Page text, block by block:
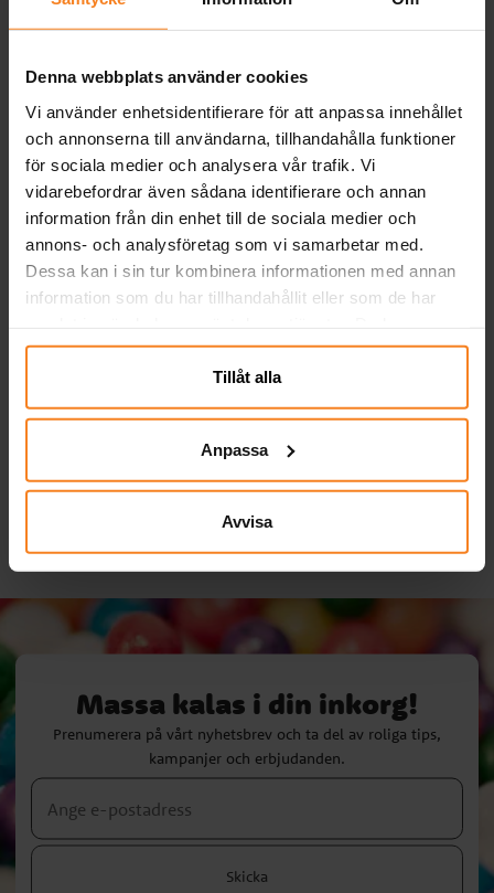
Denna webbplats använder cookies
Vi använder enhetsidentifierare för att anpassa innehållet
och annonserna till användarna, tillhandahålla funktioner
för sociala medier och analysera vår trafik. Vi
vidarebefordrar även sådana identifierare och annan
information från din enhet till de sociala medier och
annons- och analysföretag som vi samarbetar med.
Dessa kan i sin tur kombinera informationen med annan
information som du har tillhandahållit eller som de har
närsomhelst ändra ditt samtycke.
Tillåt alla
Anpassa
Avvisa
Silikomart - Glassform
Hjärtan Mini
Silikomart - Glassform
Klassisk Mini
Du har sett 10 av 10 produkter
Massa kalas i din inkorg!
Prenumerera på vårt nyhetsbrev och ta del av roliga tips,
kampanjer och erbjudanden.
Skicka